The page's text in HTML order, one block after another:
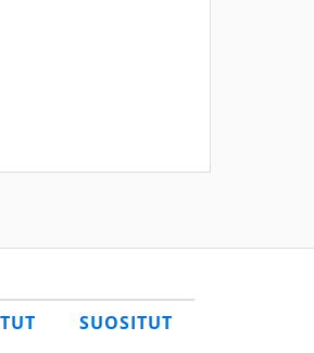
SUOSITUT